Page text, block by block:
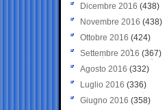
Dicembre 2016 (438)
Novembre 2016 (438)
Ottobre 2016 (424)
Settembre 2016 (367)
Agosto 2016 (332)
Luglio 2016 (336)
Giugno 2016 (358)